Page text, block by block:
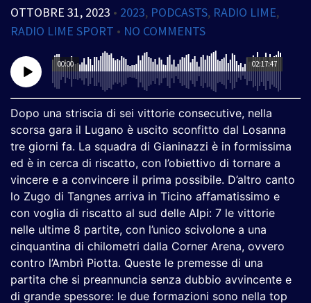
OTTOBRE 31, 2023 • 2023, PODCASTS, RADIO LIME,
RADIO LIME SPORT • NO COMMENTS
02:17:47
00:00
Dopo una striscia di sei vittorie consecutive, nella
scorsa gara il Lugano è uscito sconfitto dal Losanna
tre giorni fa. La squadra di Gianinazzi è in formissima
ed è in cerca di riscatto, con l’obiettivo di tornare a
vincere e a convincere il prima possibile. D’altro canto
lo Zugo di Tangnes arriva in Ticino affamatissimo e
con voglia di riscatto al sud delle Alpi: 7 le vittorie
nelle ultime 8 partite, con l’unico scivolone a una
cinquantina di chilometri dalla Corner Arena, ovvero
contro l’Ambrì Piotta. Queste le premesse di una
partita che si preannuncia senza dubbio avvincente e
di grande spessore: le due formazioni sono nella top